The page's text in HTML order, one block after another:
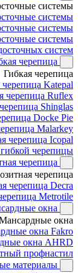
системы
системы
системы
системы
систем
черепица
Гибкая черепица
черепица Katepal
черепица Ruflex
Shinglas
Docke Pie
Malarkey
черепица Icopal
черепицы
черепица
черепица
черепица Decra
Metrotile
окна
окна
окна Fakro
окна AHRD
профнастил
материалы